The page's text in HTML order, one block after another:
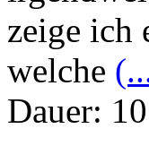
zeige ich
welche
Dauer: